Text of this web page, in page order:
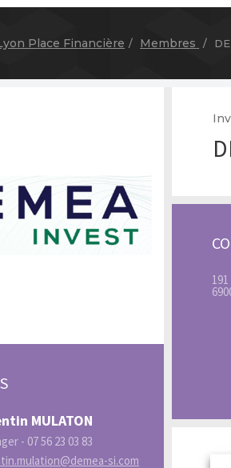
La
Place Financière Membres
MULATON
- 07 56 23 03 83
si.com